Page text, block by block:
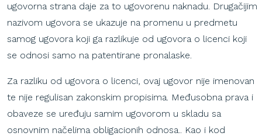
ugovorna strana daje za to ugovorenu naknadu. Drugačijim
nazivom ugovora se ukazuje na promenu u predmetu
samog ugovora koji ga razlikuje od ugovora o licenci koji
se odnosi samo na patentirane pronalaske.
Za razliku od ugovora o licenci, ovaj ugovor nije imenovan
te nije regulisan zakonskim propisima. Međusobna prava i
obaveze se uređuju samim ugovorom u skladu sa
osnovnim načelima obligacionih odnosa.. Kao i kod